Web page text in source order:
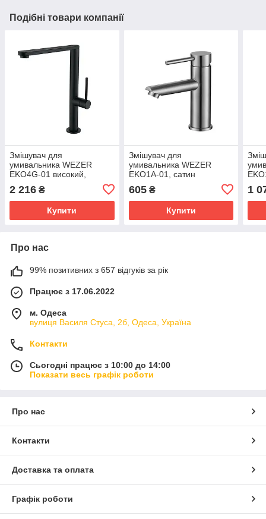
Подібні товари компанії
Змішувач для
умивальника WEZER
EKO4G-01 високий,
нержавіюча сталь, чорний
2 216 ₴
Купити
Змішувач для
умивальника WEZER
EKO1A-01, сатин
605₴
Купити
1
Про нас
99% позитивних з 657 відгуків за рік
Працює з 17.06.2022
м. Одеса
вулиця Василя Стуса, 2б, Одеса, Україна
Контакти
Сьогодні працює з 10:00 до 14:00
Показати весь графік роботи
Про нас
Контакти
Доставка та оплата
Графік роботи